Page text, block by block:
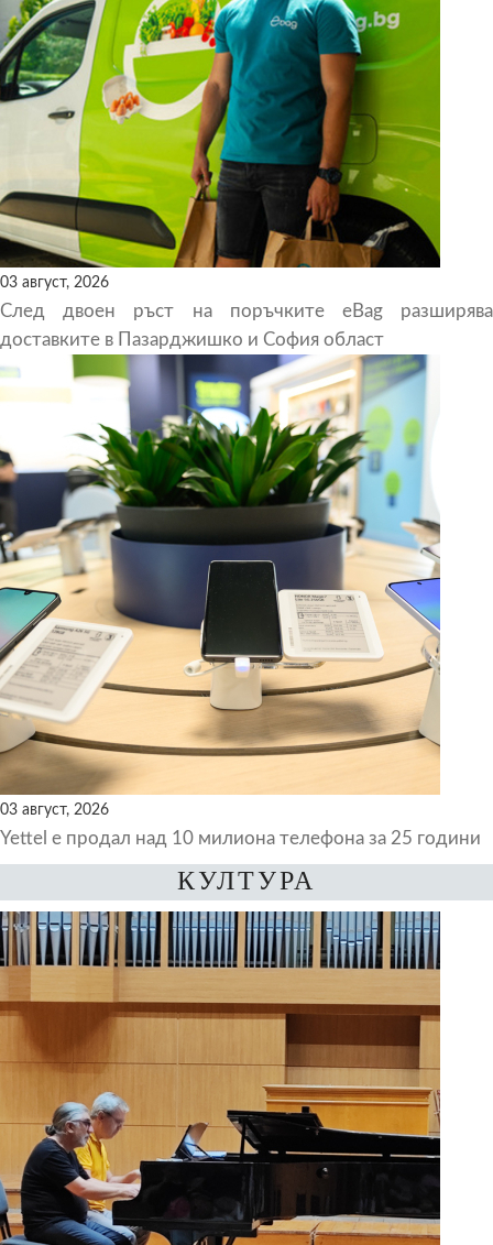
03 август, 2026
След двоен ръст на поръчките eBag разширява
доставките в Пазарджишко и София област
03 август, 2026
Yettel е продал над 10 милиона телефона за 25 години
КУЛТУРА